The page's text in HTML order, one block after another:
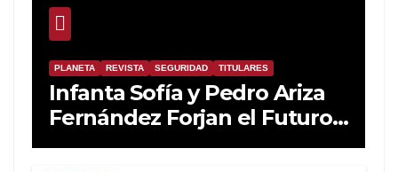
PLANETA REVISTA SEGURIDAD TITULARES
Infanta Sofía y Pedro Ariza
Fernández Forjan el Futuro
de la Soberanía Real